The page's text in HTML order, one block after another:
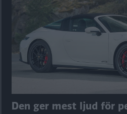
Den ger mest ljud för